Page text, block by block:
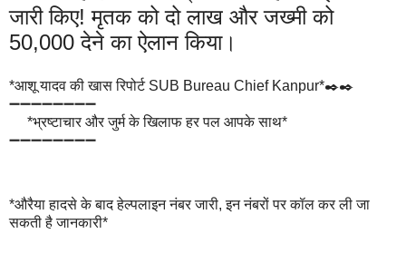
जारी किए! मृतक को दो लाख और जख्मी को
50,000 देने का ऐलान किया।
*आशू यादव की खास रिपोर्ट SUB Bureau Chief Kanpur*✒️✒️
➖➖➖➖➖➖➖➖
*भ्रष्टाचार और जुर्म के खिलाफ हर पल आपके साथ*
➖➖➖➖➖➖➖➖
*औरैया हादसे के बाद हेल्पलाइन नंबर जारी, इन नंबरों पर कॉल कर ली जा
सकती है जानकारी*